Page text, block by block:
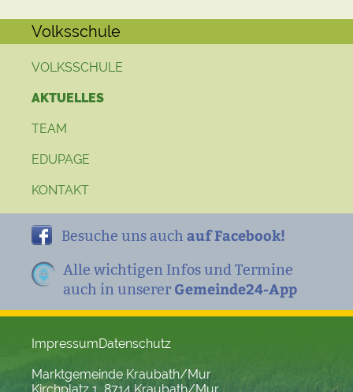
Volksschule
VOLKSSCHULE
AKTUELLES
TEAM
EDUPAGE
KONTAKT
Besuche uns auch auf Facebook!
Alle wichtigen Infos und Termine
auch in unserer Gemeinde24-App
ImpressumDatenschutz
Marktgemeinde Kraubath/Mur